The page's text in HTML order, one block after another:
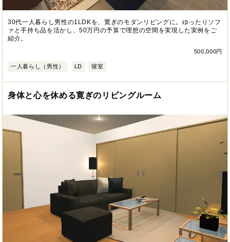
30代一人暮らし男性の1LDKを、寛ぎのモダンリビングに。ゆったりソフ
ァと手持ち品を活かし、50万円の予算で理想の空間を実現した実例をご
紹介。
500,000円
一人暮らし（男性） LD 寝室
身体と心を休める寛ぎのリビングルーム